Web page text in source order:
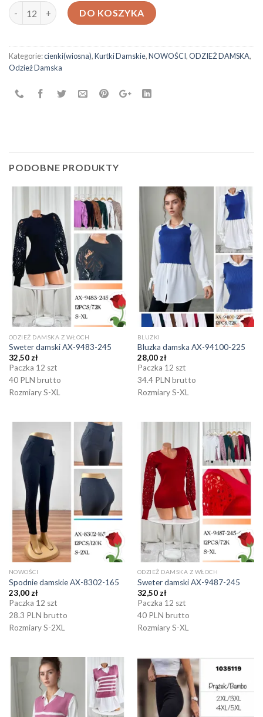
ilość Kurtka damska D4885DO KOSZYKA
Kategorie:cienki(wiosna),Kurtki Damskie,NOWOŚCI,ODZIEŻ DAMSKA,
Odzież Damska
PODOBNE PRODUKTY
ODZIEŻ DAMSKA Z WŁOCH
Sweter damski AX-9483-245
32,50zł
Paczka 12 szt
40 PLN brutto
Rozmiary S-XL
BLUZKI
Bluzka damska AX-94100-225
28,00zł
Paczka 12 szt
34.4 PLN brutto
Rozmiary S-XL
NOWOŚCI
Spodnie damskie AX-8302-165
23,00 zł
Paczka 12 szt
28.3 PLN brutto
Rozmiary S-2XL
ODZIEŻ DAMSKA Z WŁOCH
Sweter damski AX-9487-245
32,50 zł
Paczka 12 szt
40 PLN brutto
Rozmiary S-XL